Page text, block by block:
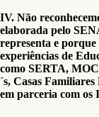
IV. Não
elaborada pelo
representa e
experiências de
como SERTA,
´s, Casas
em parceria com os